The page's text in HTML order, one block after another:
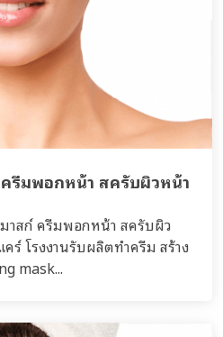
รีมพอกหน้า สครับผิวหน้า
าสก์ ครีมพอกหน้า สครับผิว
ร์ โรงงานรับผลิตทำครีม สร้าง
mask...